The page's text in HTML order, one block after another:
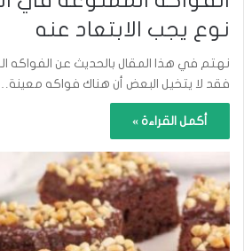
نوع يجب الابتعاد عنه
نهتم في هذا المقال بالحديث عن الفواكه
فقد لا يتخيل البعض أن هناك فواكه
أكمل القراءة »